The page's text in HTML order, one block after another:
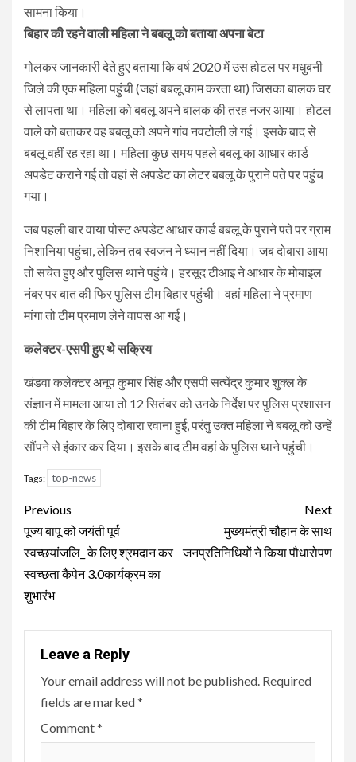
सामना किया।
बिहार की रहने वाली महिला ने बबलू को बताया अपना बेटा
गोलकर जानकारी देते हुए बताया कि वर्ष 2020 में उस होटल पर मधुबनी
जिले की एक महिला पहुंची (जहां बबलू काम करता था) जिसका बालक घर
से लापता था। महिला को बबलू अपने बालक की तरह नजर आया। होटल
वाले को बताकर वह बबलू को अपने गांव नवटोली ले गई। इसके बाद से
बबलू वहीं रह रहा था। महिला कुछ समय पहले बबलू का आधार कार्ड
अपडेट कराने गई तो वहां से अपडेट का लेटर बबलू के पुराने पते पर पहुंच
गया।
जब पहली बार वाया पोस्ट अपडेट आधार कार्ड बबलू के पुराने पते पर ग्राम
निशानिया पहुंचा, लेकिन तब स्वजन ने ध्यान नहीं दिया। जब दोबारा आया
तो सचेत हुए और पुलिस थाने पहुंचे। हरसूद टीआइ ने आधार के मोबाइल
नंबर पर बात की फिर पुलिस टीम बिहार पहुंची। वहां महिला ने प्रमाण
मांगा तो टीम प्रमाण लेने वापस आ गई।
कलेक्टर-एसपी हुए थे सक्रिय
खंडवा कलेक्टर अनूप कुमार सिंह और एसपी सत्येंद्र कुमार शुक्ल के
संज्ञान में मामला आया तो 12 सितंबर को उनके निर्देश पर पुलिस प्रशासन
की टीम बिहार के लिए दोबारा रवाना हुई, परंतु उक्त महिला ने बबलू को उन्हें
सौंपने से इंकार कर दिया। इसके बाद टीम वहां के पुलिस थाने पहुंची।
Tags: top-news
Continue
Reading
Previous
पूज्य बापू को जयंती पूर्व
स्वच्छयांजलि_ के लिए श्रमदान कर
स्वच्छता कैंपेन 3.0कार्यक्रम का
शुभारंभ
Next
मुख्यमंत्री चौहान के साथ
जनप्रतिनिधियों ने किया पौधारोपण
Leave a Reply
Your email address will not be published. Required
fields are marked*
Comment*